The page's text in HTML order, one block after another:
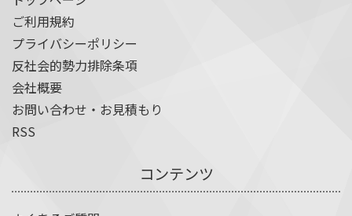
ご利用規約
プライバシーポリシー
反社会的勢力排除条項
会社概要
お問い合わせ・お見積もり
RSS
コンテンツ